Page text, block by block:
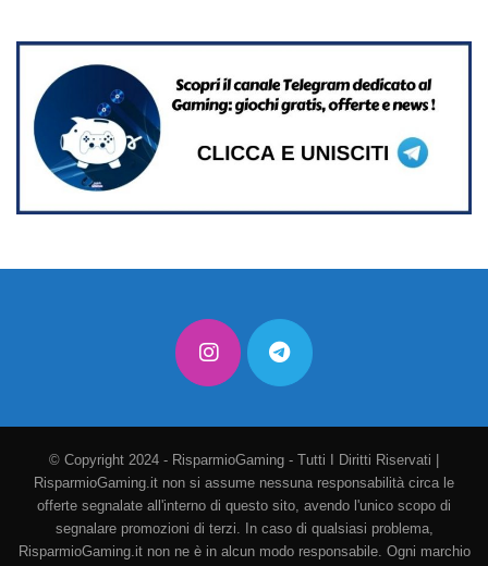
© Copyright 2024 - RisparmioGaming - Tutti I Diritti Riservati |
RisparmioGaming.it non si assume nessuna responsabilità circa le
offerte segnalate all'interno di questo sito, avendo l'unico scopo di
segnalare promozioni di terzi. In caso di qualsiasi problema,
RisparmioGaming.it non ne è in alcun modo responsabile. Ogni marchio